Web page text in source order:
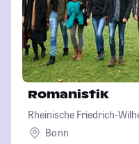
Romanistik
Rheinische Friedrich-
Bonn